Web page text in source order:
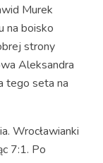
Murek
na boisko
strony
Aleksandra
tego seta na
Wrocławianki
7:1. Po